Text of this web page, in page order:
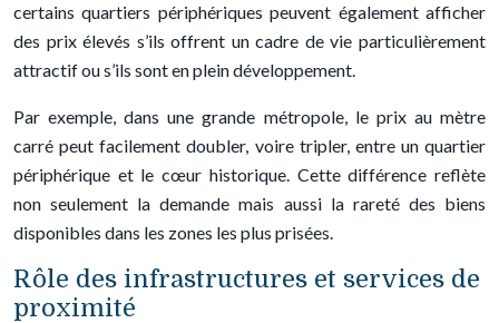
certains quartiers périphériques peuvent également afficher
des prix élevés s’ils offrent un cadre de vie particulièrement
attractif ou s’ils sont en plein développement.
Par exemple, dans une grande métropole, le prix au mètre
carré peut facilement doubler, voire tripler, entre un quartier
périphérique et le cœur historique. Cette différence reflète
non seulement la demande mais aussi la rareté des biens
disponibles dans les zones les plus prisées.
Rôle des infrastructures et services de
proximité